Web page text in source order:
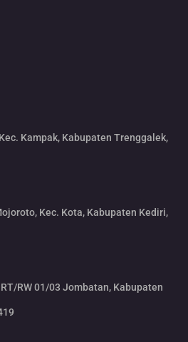
Kampak, Kabupaten Trenggalek,
Kec. Kota, Kabupaten Kediri,
RW 01/03 Jombatan, Kabupaten